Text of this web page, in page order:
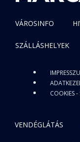
VÁROSINFO
SZÁLLÁSHELYEK
COOKIES -
VENDÉGLÁTÁS